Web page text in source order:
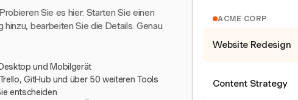
Sie es hier: Starten Sie einen
hinzu, bearbeiten Sie die Details. Genau
und Mobilgerät
GitHub und über 50 weiteren Tools
entscheiden
ACME CORP
Website Redesign
Content Strategy